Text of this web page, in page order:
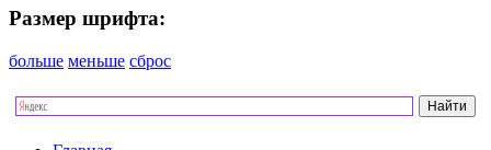
Размер шрифта:
больше меньше сброс